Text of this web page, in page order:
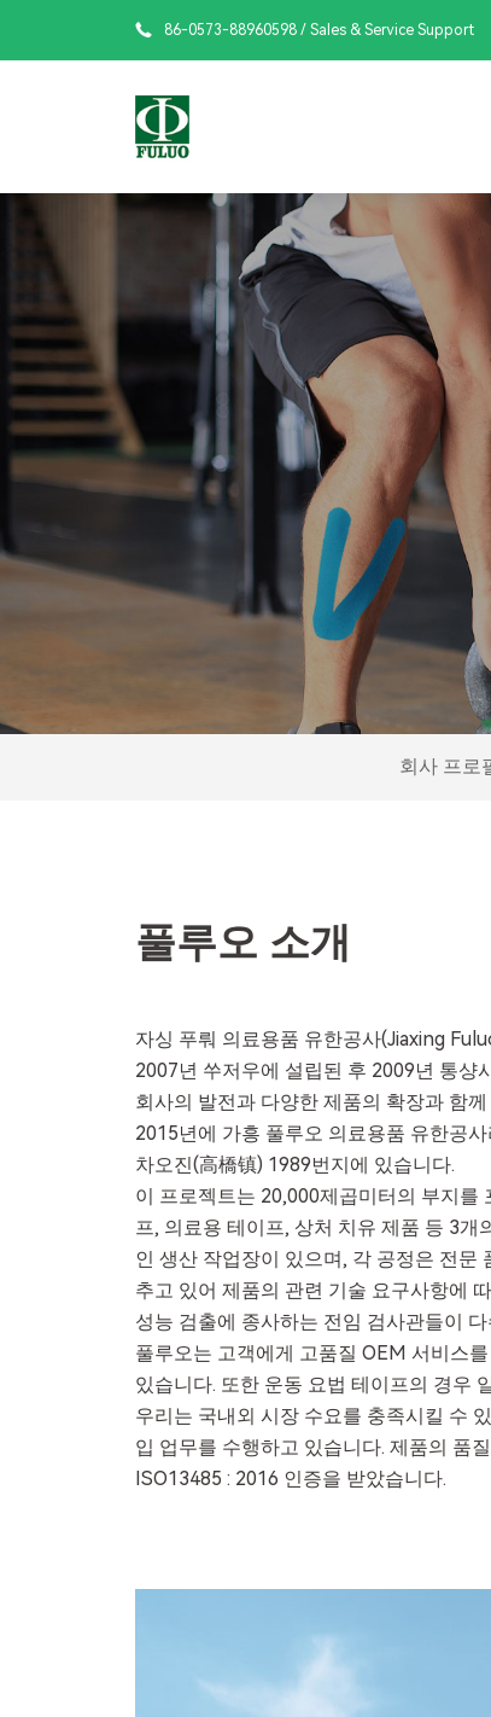
 86-0573-88960598/ Sales & Service Support
회사 프로
풀루오 소개
자싱 푸뤄 의료용품 유한공사(Jiaxing
2007년 쑤저우에 설립된 후 2009년 통샹
회사의 발전과 다양한 제품의 확장과 함
2015년에 가흥 풀루오 의료용품 유한공
차오진(高橋镇) 1989번지에 있습니다.
이 프로젝트는 20,000제곱미터의 부지를
프, 의료용 테이프, 상처 치유 제품 등 3
인 생산 작업장이 있으며, 각 공정은 전문
추고 있어 제품의 관련 기술 요구사항에
성능 검출에 종사하는 전임 검사관들이
풀루오는 고객에게 고품질 OEM 서비스
있습니다. 또한 운동 요법 테이프의 경우
우리는 국내외 시장 수요를 충족시킬 수
입 업무를 수행하고 있습니다. 제품의 품
ISO13485 : 2016 인증을 받았습니다.